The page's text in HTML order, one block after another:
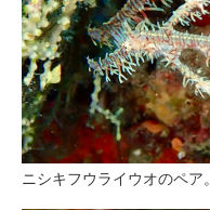
ニシキフウライウオのペア。